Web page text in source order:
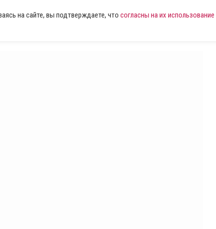
на сайте, вы подтверждаете, что согласны на их использование